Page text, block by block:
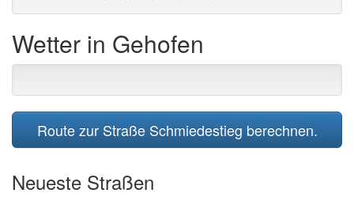
Wetter in Gehofen
Route zur Straße Schmiedestieg berechnen.
Neueste Straßen